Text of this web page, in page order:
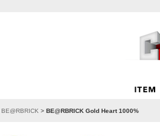
BE@RBRICK > BE@RBRICK Gold Heart 1000%